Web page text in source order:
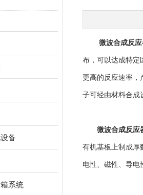
备
系统
微波合成反
布，可以达成特定
更高的反应速率，
子可经由材料合成
微波合成反应
有机基板上制成厚
电性、磁性、导电